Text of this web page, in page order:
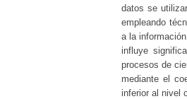
datos se
empleando
a la
influye
procesos de
mediante el
inferior al nivel